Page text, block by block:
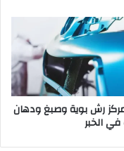
رش بوية وصبغ ودهان
الخبر